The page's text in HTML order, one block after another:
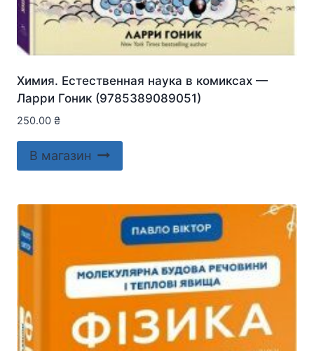
Химия. Естественная наука в комиксах —
Ларри Гоник (9785389089051)
250.00 ₴
В магазин